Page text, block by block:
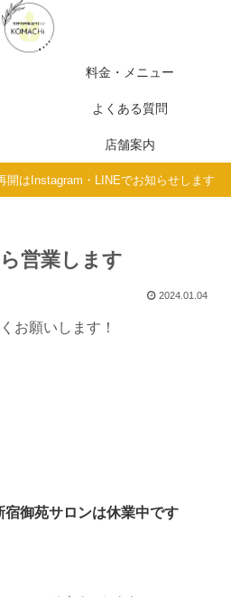
料金・メニュー
よくある質問
店舗案内
はInstagram・LINEでお知らせします
営業します
2024.01.04
お願いします！
宿御苑サロンは休業中です